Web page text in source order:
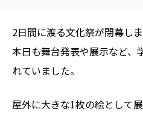
2日間に渡る文化祭が閉幕しま
本日も舞台発表や展示など、
れていました。
屋外に大きな1枚の絵として